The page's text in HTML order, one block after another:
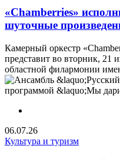
«Chamberries»
шуточные
Камерный оркестр
представит во вторник, 21
областной филармонии
06.07.26
Культура и туризм